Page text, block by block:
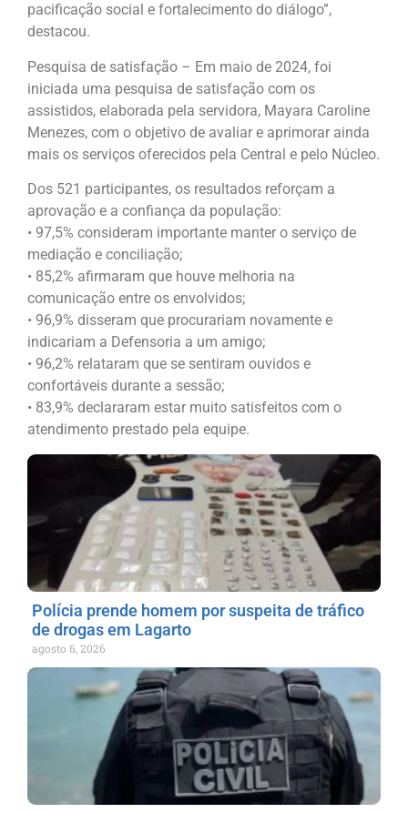
pacificação social e fortalecimento do diálogo”,
destacou.
Pesquisa de satisfação – Em maio de 2024, foi
iniciada uma pesquisa de satisfação com os
assistidos, elaborada pela servidora, Mayara Caroline
Menezes, com o objetivo de avaliar e aprimorar ainda
mais os serviços oferecidos pela Central e pelo Núcleo.
Dos 521 participantes, os resultados reforçam a
aprovação e a confiança da população:
• 97,5% consideram importante manter o serviço de
mediação e conciliação;
• 85,2% afirmaram que houve melhoria na
comunicação entre os envolvidos;
• 96,9% disseram que procurariam novamente e
indicariam a Defensoria a um amigo;
• 96,2% relataram que se sentiram ouvidos e
confortáveis durante a sessão;
• 83,9% declararam estar muito satisfeitos com o
atendimento prestado pela equipe.
Polícia prende homem por suspeita de tráfico
de drogas em Lagarto
agosto 6, 2026